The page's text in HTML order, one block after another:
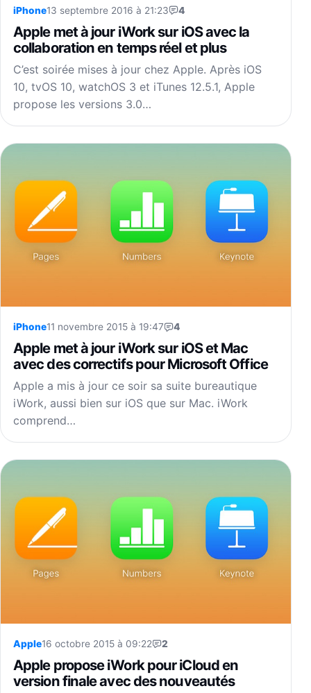
iPhone13 septembre 2016 à 21:23 4
Apple met à jour iWork sur iOS avec la
collaboration en temps réel et plus
C’est soirée mises à jour chez Apple. Après iOS
10, tvOS 10, watchOS 3 et iTunes 12.5.1, Apple
propose les versions 3.0…
iPhone11 novembre 2015 à 19:47 4
Apple met à jour iWork sur iOS et Mac
avec des correctifs pour Microsoft Office
Apple a mis à jour ce soir sa suite bureautique
iWork, aussi bien sur iOS que sur Mac. iWork
comprend…
Apple16 octobre 2015 à 09:22 2
Apple propose iWork pour iCloud en
version finale avec des nouveautés